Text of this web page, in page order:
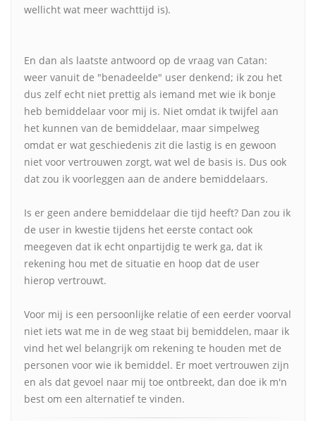
wellicht wat meer wachttijd is).
En dan als laatste antwoord op de vraag van Catan:
weer vanuit de "benadeelde" user denkend; ik zou het
dus zelf echt niet prettig als iemand met wie ik bonje
heb bemiddelaar voor mij is. Niet omdat ik twijfel aan
het kunnen van de bemiddelaar, maar simpelweg
omdat er wat geschiedenis zit die lastig is en gewoon
niet voor vertrouwen zorgt, wat wel de basis is. Dus ook
dat zou ik voorleggen aan de andere bemiddelaars.
Is er geen andere bemiddelaar die tijd heeft? Dan zou ik
de user in kwestie tijdens het eerste contact ook
meegeven dat ik echt onpartijdig te werk ga, dat ik
rekening hou met de situatie en hoop dat de user
hierop vertrouwt.
Voor mij is een persoonlijke relatie of een eerder voorval
niet iets wat me in de weg staat bij bemiddelen, maar ik
vind het wel belangrijk om rekening te houden met de
personen voor wie ik bemiddel. Er moet vertrouwen zijn
en als dat gevoel naar mij toe ontbreekt, dan doe ik m'n
best om een alternatief te vinden.